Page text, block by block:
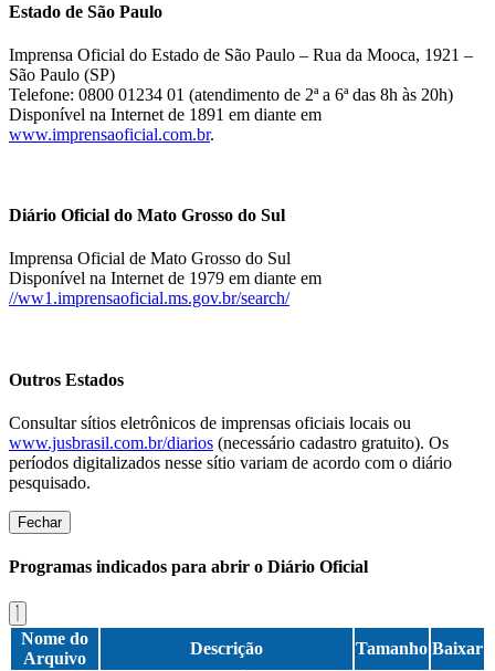
Estado de São Paulo
Imprensa Oficial do Estado de São Paulo – Rua da Mooca, 1921 –
São Paulo (SP)
Telefone: 0800 01234 01 (atendimento de 2ª a 6ª das 8h às 20h)
Disponível na Internet de 1891 em diante em
www.imprensaoficial.com.br.
Diário Oficial do Mato Grosso do Sul
Imprensa Oficial de Mato Grosso do Sul
Disponível na Internet de 1979 em diante em
//ww1.imprensaoficial.ms.gov.br/search/
Outros Estados
Consultar sítios eletrônicos de imprensas oficiais locais ou
www.jusbrasil.com.br/diarios (necessário cadastro gratuito). Os
períodos digitalizados nesse sítio variam de acordo com o diário
pesquisado.
Fechar
Programas indicados para abrir o Diário Oficial
Nome do
Arquivo
Descrição Tamanho Baixar